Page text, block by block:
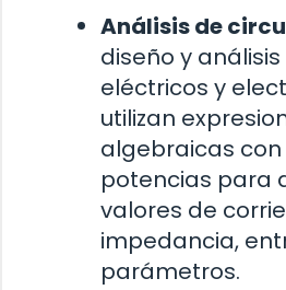
Análisis de
diseño y
eléctricos y
utilizan
algebraicas
potencias para
valores de
impedancia,
parámetros.